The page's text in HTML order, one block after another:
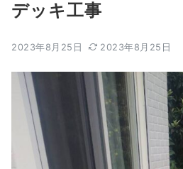
デッキ工事
2023年8月25日 2023年8月25日